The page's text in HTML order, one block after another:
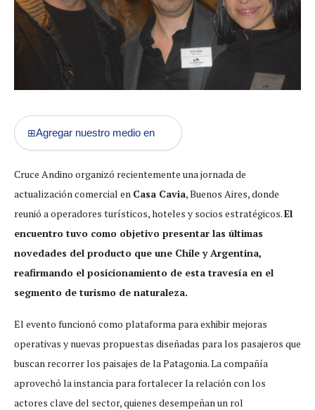
⊞Agregar nuestro medio en
Cruce Andino organizó recientemente una jornada de
actualización comercial en Casa Cavia, Buenos Aires, donde
reunió a operadores turísticos, hoteles y socios estratégicos.El
encuentro tuvo como objetivo presentar las últimas
novedades del producto que une Chile y Argentina,
reafirmando el posicionamiento de esta travesía en el
segmento de turismo de naturaleza.
El evento funcionó como plataforma para exhibir mejoras
operativas y nuevas propuestas diseñadas para los pasajeros que
buscan recorrer los paisajes de la Patagonia. La compañía
aprovechó la instancia para fortalecer la relación con los
actores clave del sector, quienes desempeñan un rol